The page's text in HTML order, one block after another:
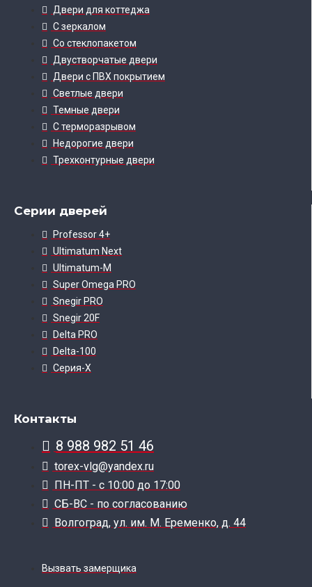
Двери для коттеджа
С зеркалом
Со стеклопакетом
Двустворчатые двери
Двери с ПВХ покрытием
Светлые двери
Темные двери
С терморазрывом
Недорогие двери
Трехконтурные двери
Серии дверей
Professor 4+
Ultimatum Next
Ultimatum-M
Super Omega PRO
Snegir PRO
Snegir 20F
Delta PRO
Delta-100
Серия-X
Контакты
8 988 982 51 46
torex-vlg@yandex.ru
ПН-ПТ - с 10:00 до 17:00
СБ-ВС - по согласованию
Волгоград, ул. им. М. Еременко, д. 44
Вызвать замерщика